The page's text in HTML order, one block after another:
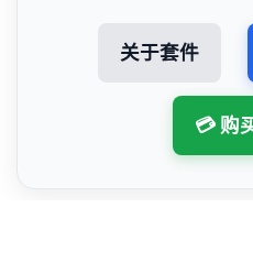
关于套件
💳 购